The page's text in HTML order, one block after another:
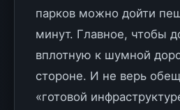
парков можно дойти
минут. Главное, чтобы
вплотную к шумной
стороне. И не верь
«готовой